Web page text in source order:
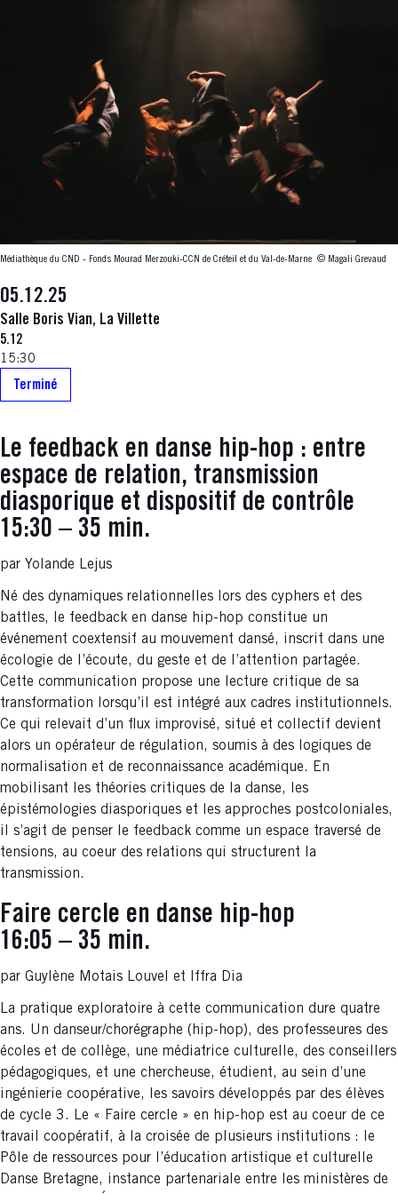
Médiathèque du CND - Fonds Mourad Merzouki-CCN de Créteil et du Val-de-Marne © Magali Grevaud
05.12.25
Salle Boris Vian, La Villette
5.12
15:30
Terminé
Le feedback en danse hip-hop : entre
espace de relation, transmission
diasporique et dispositif de contrôle
15:30 – 35 min.
par Yolande Lejus
Né des dynamiques relationnelles lors des cyphers et des
battles, le feedback en danse hip-hop constitue un
événement coextensif au mouvement dansé, inscrit dans une
écologie de l’écoute, du geste et de l’attention partagée.
Cette communication propose une lecture critique de sa
transformation lorsqu’il est intégré aux cadres institutionnels.
Ce qui relevait d’un flux improvisé, situé et collectif devient
alors un opérateur de régulation, soumis à des logiques de
normalisation et de reconnaissance académique. En
mobilisant les théories critiques de la danse, les
épistémologies diasporiques et les approches postcoloniales,
il s’agit de penser le feedback comme un espace traversé de
tensions, au coeur des relations qui structurent la
transmission.
Faire cercle en danse hip-hop
16:05 – 35 min.
par Guylène Motais Louvel et Iffra Dia
La pratique exploratoire à cette communication dure quatre
ans. Un danseur/chorégraphe (hip-hop), des professeures des
écoles et de collège, une médiatrice culturelle, des conseillers
pédagogiques, et une chercheuse, étudient, au sein d’une
ingénierie coopérative, les savoirs développés par des élèves
de cycle 3. Le « Faire cercle » en hip-hop est au coeur de ce
travail coopératif, à la croisée de plusieurs institutions : le
Pôle de ressources pour l’éducation artistique et culturelle
Danse Bretagne, instance partenariale entre les ministères de